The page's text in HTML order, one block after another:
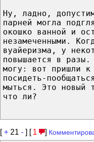
Ну, ладно,
парней могла
окошко ванной и
незамеченными.
вуайеризма, у
повышается в
могу: вот пришли к
посидеть-
мыться. Это новый
что ли?
[+ 21 - ] [ 1 ]